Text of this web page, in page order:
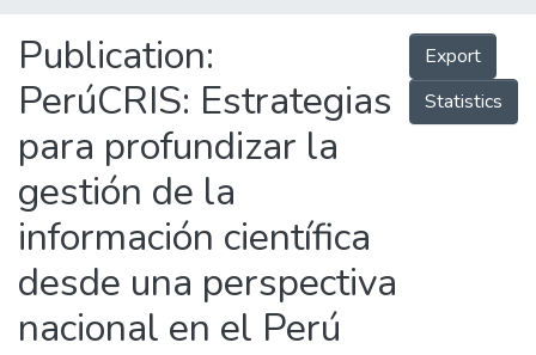
People
Statistics
Publication:
PerúCRIS: Estrategias
para profundizar la
gestión de la
información científica
desde una perspectiva
nacional en el Perú
Export
Statistics